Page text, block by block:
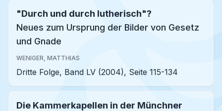
"Durch und durch lutherisch"?
Neues zum Ursprung der Bilder von Gesetz
und Gnade
WENIGER, MATTHIAS
Dritte Folge, Band LV (2004), Seite 115-134
Die Kammerkapellen in der Münchner